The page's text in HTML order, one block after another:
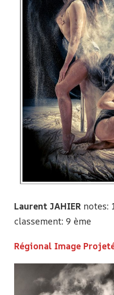
Laurent JAHIER notes:
classement: 9 ème
Régional Image